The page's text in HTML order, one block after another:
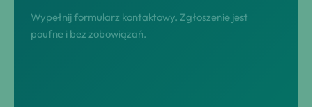
Wypełnij formularz kontaktowy. Zgłoszenie jest
poufne i bez zobowiązań.